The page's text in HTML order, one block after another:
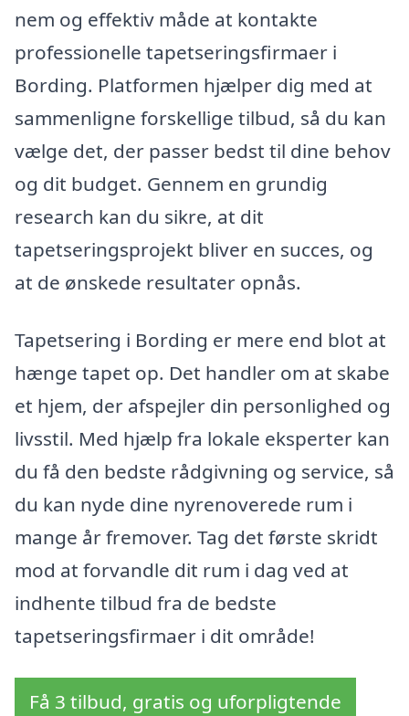
nem og effektiv måde at kontakte
professionelle tapetseringsfirmaer i
Bording. Platformen hjælper dig med at
sammenligne forskellige tilbud, så du kan
vælge det, der passer bedst til dine behov
og dit budget. Gennem en grundig
research kan du sikre, at dit
tapetseringsprojekt bliver en succes, og
at de ønskede resultater opnås.
Tapetsering i Bording er mere end blot at
hænge tapet op. Det handler om at skabe
et hjem, der afspejler din personlighed og
livsstil. Med hjælp fra lokale eksperter kan
du få den bedste rådgivning og service, så
du kan nyde dine nyrenoverede rum i
mange år fremover. Tag det første skridt
mod at forvandle dit rum i dag ved at
indhente tilbud fra de bedste
tapetseringsfirmaer i dit område!
Få 3 tilbud, gratis og uforpligtende